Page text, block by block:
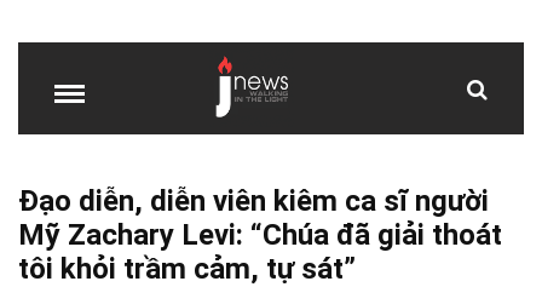
Đạo diễn, diễn viên kiêm ca sĩ người
Mỹ Zachary Levi: “Chúa đã giải thoát
tôi khỏi trầm cảm, tự sát”